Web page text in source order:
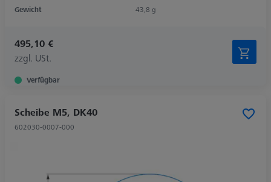
Gewicht
43,8 g
495,10 €
zzgl. USt.
Verfügbar
Scheibe M5, DK40
602030-0007-000